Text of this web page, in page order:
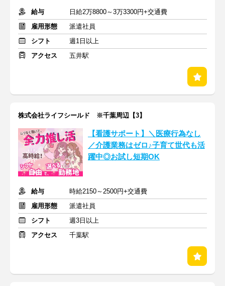
給与
日給2万8800～3万3300円+交通費
雇用形態
派遣社員
シフト
週1日以上
アクセス
五井駅
株式会社ライフシールド ※千葉周辺【3】
【看護サポート】＼医療行為なし
／介護業務はゼロ♪子育て世代も活
躍中◎お試し短期OK
給与
時給2150～2500円+交通費
雇用形態
派遣社員
シフト
週3日以上
アクセス
千葉駅